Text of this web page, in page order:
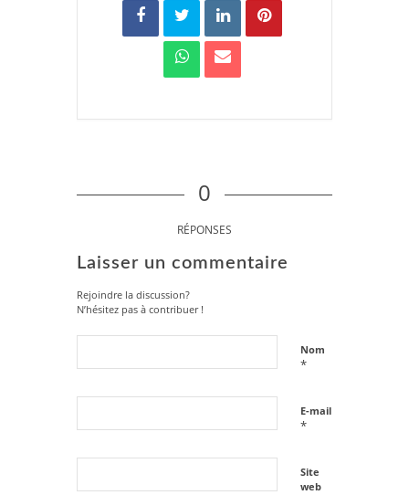
0
RÉPONSES
Laisser un commentaire
Rejoindre la discussion?
N’hésitez pas à contribuer !
Nom
*
E-mail
*
Site
web